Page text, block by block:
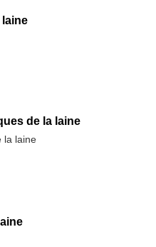
laine
de la laine
la laine